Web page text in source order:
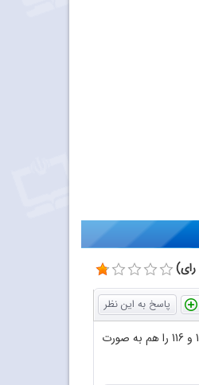
با سلام و عرض احترام سپاس فراوان از اینکه فایل پی دی اف مجلات رشد آموزش شیمی را در اختیار دوستداران قرار داده اید لطفا بعضی از شماره های مجله از جمله 101و 102 و 113 و 116 را هم به صورت